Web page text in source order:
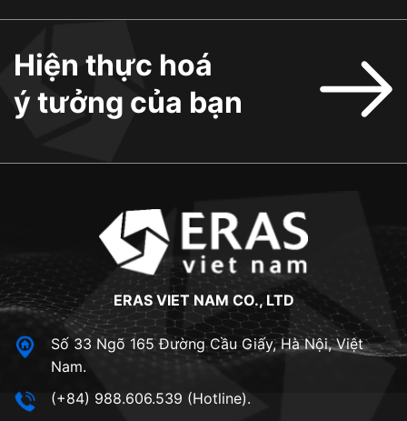
Hiện thực hoá
ý tưởng của bạn
ERAS VIET NAM CO., LTD
Số 33 Ngõ 165 Đường Cầu Giấy, Hà Nội, Việt
Nam.
(+84) 988.606.539 (Hotline).